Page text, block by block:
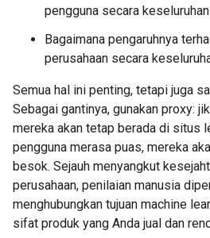
pengguna secara
Bagaimana pengaruhnya
perusahaan secara
Semua hal ini penting, tetapi juga
Sebagai gantinya, gunakan proxy:
mereka akan tetap berada di situs
pengguna merasa puas, mereka
besok. Sejauh menyangkut
perusahaan, penilaian manusia
menghubungkan tujuan machine
sifat produk yang Anda jual dan